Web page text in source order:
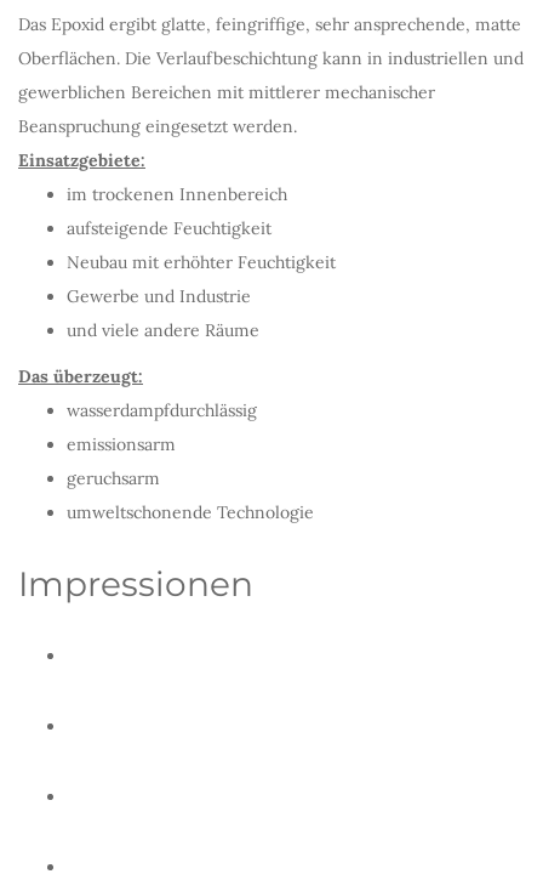
Das Epoxid ergibt glatte, feingriffige, sehr ansprechende, matte
Oberflächen. Die Verlaufbeschichtung kann in industriellen und
gewerblichen Bereichen mit mittlerer mechanischer
Beanspruchung eingesetzt werden.
Einsatzgebiete:
im trockenen Innenbereich
aufsteigende Feuchtigkeit
Neubau mit erhöhter Feuchtigkeit
Gewerbe und Industrie
und viele andere Räume
Das überzeugt:
wasserdampfdurchlässig
emissionsarm
geruchsarm
umweltschonende Technologie
Impressionen